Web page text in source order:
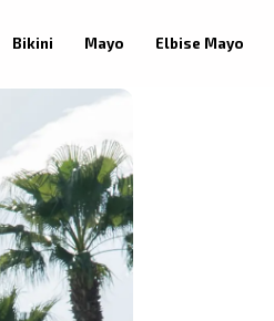
Bikini Mayo Elbise Mayo